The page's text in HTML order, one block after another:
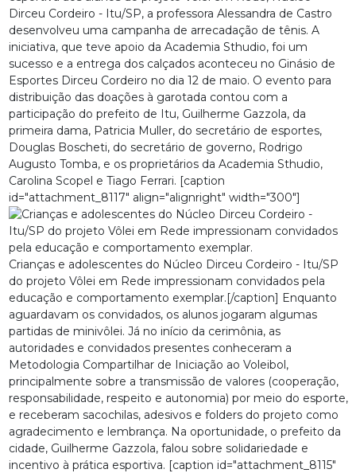
Dirceu Cordeiro - Itu/SP, a professora Alessandra de Castro
desenvolveu uma campanha de arrecadação de tênis. A
iniciativa, que teve apoio da Academia Sthudio, foi um
sucesso e a entrega dos calçados aconteceu no Ginásio de
Esportes Dirceu Cordeiro no dia 12 de maio. O evento para
distribuição das doações à garotada contou com a
participação do prefeito de Itu, Guilherme Gazzola, da
primeira dama, Patricia Muller, do secretário de esportes,
Douglas Boscheti, do secretário de governo, Rodrigo
Augusto Tomba, e os proprietários da Academia Sthudio,
Carolina Scopel e Tiago Ferrari. [caption
id="attachment_8117" align="alignright" width="300"]
Crianças e adolescentes do Núcleo Dirceu Cordeiro - Itu/SP
do projeto Vôlei em Rede impressionam convidados pela
educação e comportamento exemplar.[/caption] Enquanto
aguardavam os convidados, os alunos jogaram algumas
partidas de minivôlei. Já no início da cerimônia, as
autoridades e convidados presentes conheceram a
Metodologia Compartilhar de Iniciação ao Voleibol,
principalmente sobre a transmissão de valores (cooperação,
responsabilidade, respeito e autonomia) por meio do esporte,
e receberam sacochilas, adesivos e folders do projeto como
agradecimento e lembrança. Na oportunidade, o prefeito da
cidade, Guilherme Gazzola, falou sobre solidariedade e
incentivo à prática esportiva. [caption id="attachment_8115"